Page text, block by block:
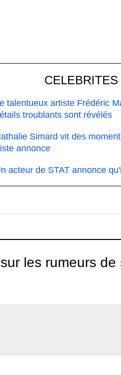
talentueux artiste Frédéric
troublants sont révélés
Simard vit des
annonce
acteur de STAT annonce
les rumeurs